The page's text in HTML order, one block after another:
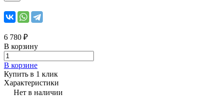
6 780 ₽
В корзину
В корзине
Купить в 1 клик
Характеристики
Нет в наличии